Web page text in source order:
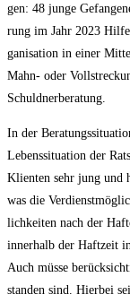
gen: 48 jun­ge
rung im Jahr 2023
ga­ni­sa­ti­on in einer
Mahn- oder
Schuldnerberatung.
In der
Lebens­si­tua­ti­on der
Kli­en­ten sehr jung und
was die
lich­kei­ten nach der
inner­halb der Haft­zeit
Auch müs­se
stan­den sind. Hier­bei